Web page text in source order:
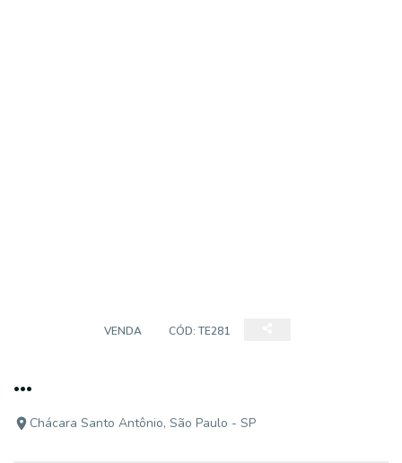
VENDA CÓD:TE281
...
Chácara Santo Antônio, São Paulo - SP